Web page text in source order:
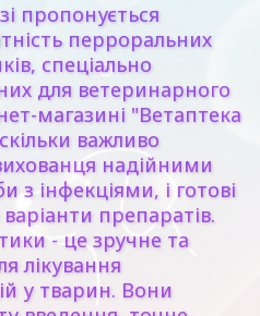
пропонується
перроральних
спеціально
для ветеринарного
магазині "Ветаптека
важливо
надійними
з інфекціями, і готові
препаратів.
- це зручне та
лікування
у тварин. Вони